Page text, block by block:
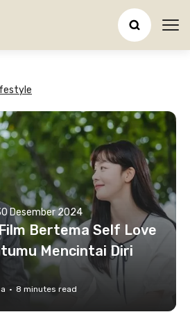
Desember 2024
Bertema Self Love
Mencintai Diri
· 8 minutes read